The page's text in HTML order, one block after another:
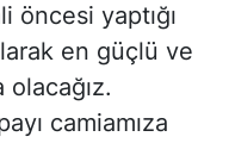
öncesi yaptığı
en güçlü ve
camiamıza